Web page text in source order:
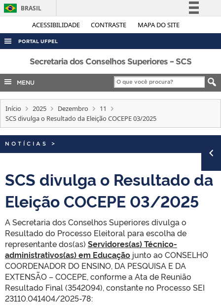
ACESSIBILIDADE CONTRASTE MAPA DO SITE
BRASIL
Simplifique!
Acesso à informação
Legislação
Canais
PORTAL UFPEL
ACESSO À INFORMAÇÃO
AUDITORIA
COBALTO
CONCURSOS
INTERNACIONAL
PORTARIAS
Secretaria dos Conselhos Superiores – SCS
MENU
Início 2025 Dezembro
11
SCS divulga o Resultado da Eleição COCEPE 03/2025
NOTÍCIAS >
SCS divulga o Resultado da
Eleição COCEPE 03/2025
A Secretaria dos Conselhos Superiores divulga o
Resultado do Processo Eleitoral para escolha de
representante dos(as) Servidores(as) Técnico-
administrativos(as) em Educação ​ junto ao CONSELHO
COORDENADOR DO ENSINO, DA PESQUISA E DA
EXTENSÃO – COCEPE, conforme a Ata de Reunião
Resultado Final (3542094), constante no Processo SEI
23110.041404/2025-78: